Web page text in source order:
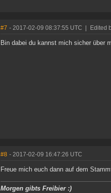
#7 - 2017-02-09 08:37:55 UTC Edited
Bin dabei du kannst mich sicher über
#8 - 2017-02-09 16:47:26 UTC
Freue mich euch dann auf dem
Morgen gibts Freibier :)